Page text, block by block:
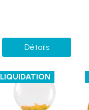
Détails
LIQUIDATION